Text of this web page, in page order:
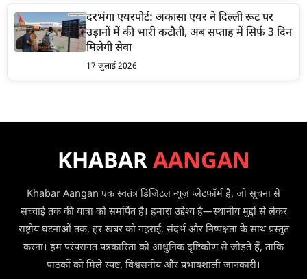
दरभंगा एयरपोर्ट: अकासा एयर ने दिल्ली रूट पर
उड़ानों में की भारी कटौती, अब सप्ताह में सिर्फ 3 दिन
मिलेगी सेवा
17 जुलाई 2026
KHABARAANGAN
Khabar Aangan एक स्वतंत्र डिजिटल न्यूज़ प्लेटफ़ॉर्म है, जो सूचना से
सच्चाई तक की यात्रा को समर्पित है। हमारा उद्देश्य है—स्थानीय मुद्दों से लेकर
राष्ट्रीय घटनाओं तक, हर खबर को गहराई, संदर्भ और निष्पक्षता के साथ प्रस्तुत
करना। हम परंपरागत पत्रकारिता को आधुनिक दृष्टिकोण से जोड़ते हैं, ताकि
पाठकों को मिले स्पष्ट, विश्वसनीय और प्रभावशाली जानकारी।